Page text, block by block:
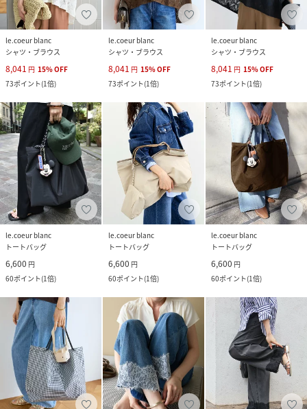
le.coeur blanc
シャツ・ブラウス
8,041 円 15%OFF
73ポイント(1倍)
le.coeur blanc
シャツ・ブラウス
8,041 円 15%OFF
73ポイント(1倍)
le.coeur blanc
シャツ・ブラウス
8,041 円 15%OFF
73ポイント(1倍)
le.coeur blanc
トートバッグ
6,600 円
60ポイント(1倍)
le.coeur blanc
トートバッグ
6,600 円
60ポイント(1倍)
le.coeur blanc
トートバッグ
6,600 円
60ポイント(1倍)